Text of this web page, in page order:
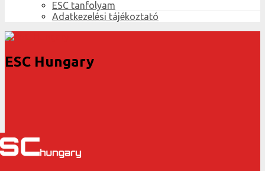
ESC tanfolyam
Adatkezelési tájékoztató
ESC Hungary